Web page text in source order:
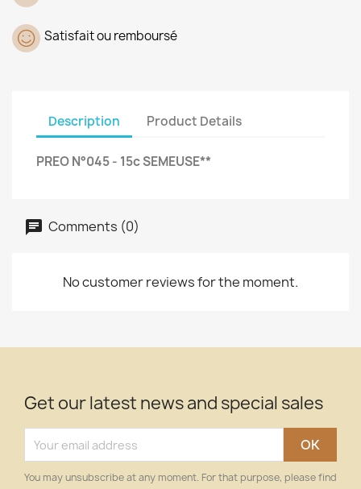
Satisfait ou remboursé
Description Product Details
PREO N°045 - 15c SEMEUSE**
Comments (0)
No customer reviews for the moment.
Get our latest news and special sales
You may unsubscribe at any moment. For that purpose, please find